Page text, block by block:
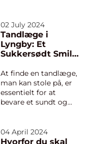
vigtigheden af en
pålidelig VVS-service.
Men som med alle
byer både små og
eks...
02 July 2024
Tandlæge i
Lyngby: Et
Sukkersødt Smil i
At finde en tandlæge,
man kan stole på, er
essentielt for at
bevare et sundt og
række
tandlægeklinikker, der
04 April 2024
Hvorfor du skal